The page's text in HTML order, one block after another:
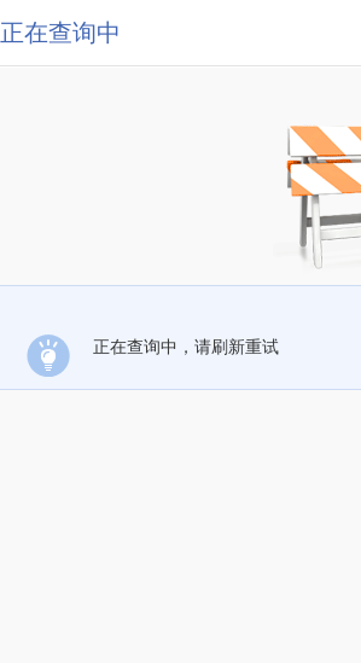
正在查询中
正在查询中，请刷新重试